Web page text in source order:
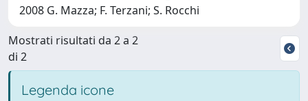
2008 G. Mazza; F. Terzani; S. Rocchi
Mostrati risultati da 2 a 2
di 2
Legenda icone